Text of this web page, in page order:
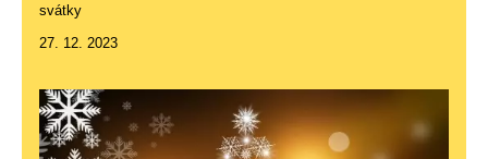
svátky
27. 12. 2023